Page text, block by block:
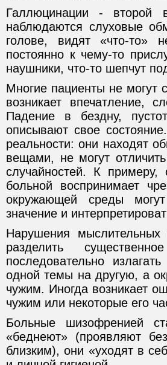
Галлюцинации - второй
наблюдаются слуховые
голове, видят «что-то»
постоянно к чему-то
наушники, что-то шепчут
Многие пациенты не могут
возникает впечатление,
Падение в бездну,
описывают свое
реальности: они находят
вещами, не могут
случайностей. К
больной воспринимает
окружающей среды
значение и
Нарушения мыслительных
разделить
последовательно
одной темы на другую, а
чужим. Иногда возникает
чужим или некоторые его
Больные шизофренией
«беднеют» (проявляют
близким), они «уходят в